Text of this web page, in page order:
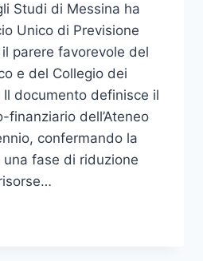
Studi di Messina ha
Unico di Previsione
parere favorevole del
e del Collegio dei
Il documento definisce il
finanziario dell’Ateneo
confermando la
fase di riduzione